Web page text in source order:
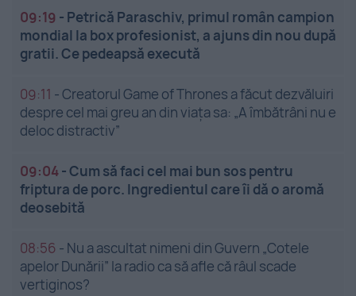
09:19 - Petrică Paraschiv, primul român campion
mondial la box profesionist, a ajuns din nou după
gratii. Ce pedeapsă execută
09:11 -Creatorul Game of Thrones a făcut dezvăluiri
despre cel mai greu an din viața sa: „A îmbătrâni nu e
deloc distractiv”
09:04-Cum să faci cel mai bun sos pentru
friptura de porc. Ingredientul care îi dă o aromă
deosebită
08:56 - Nu a ascultat nimeni din Guvern „Cotele
apelor Dunării” la radio ca să afle că râul scade
vertiginos?